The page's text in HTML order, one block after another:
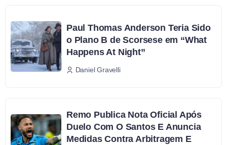
Paul Thomas Anderson Teria Sido
o Plano B de Scorsese em “What
Happens At Night”
Daniel Gravelli
Remo Publica Nota Oficial Após
Duelo Com O Santos E Anuncia
Medidas Contra Arbitragem E